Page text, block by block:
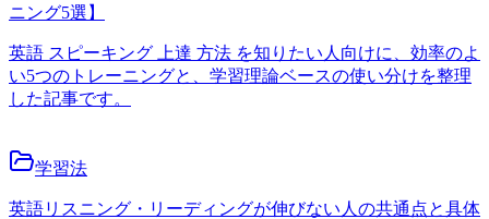
ニング5選】
英語 スピーキング 上達 方法 を知りたい人向けに、効率のよ
い5つのトレーニングと、学習理論ベースの使い分けを整理
した記事です。
学習法
英語リスニング・リーディングが伸びない人の共通点と具体